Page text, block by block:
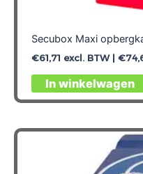
Secubox Maxi
€61,71 excl. BTW | €
In winkelwagen